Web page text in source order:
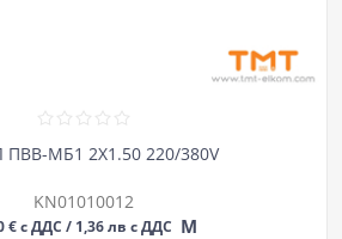
ПВВ-МБ1 2Х1.50 220/380V
KN01010012
€ с ДДС / 1,36 лв с ДДС М